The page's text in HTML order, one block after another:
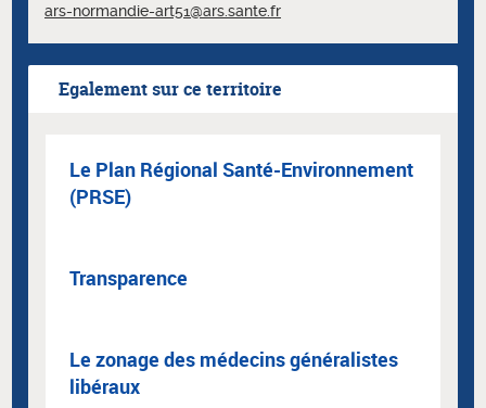
ars-normandie-art51@ars.sante.fr
Egalement sur ce territoire
Le Plan Régional Santé-Environnement
(PRSE)
Transparence
Le zonage des médecins généralistes
libéraux